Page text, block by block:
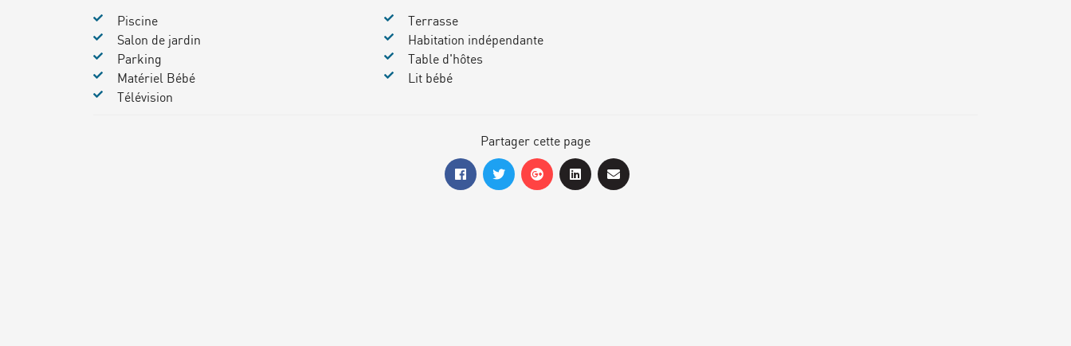
Piscine
Terrasse
Salon de jardin
Habitation indépendante
Parking
Table d'hôtes
Matériel Bébé
Lit bébé
Télévision
Partager cette page